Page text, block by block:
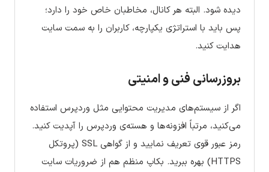
دیده شود. البته هر کانال، مخاطبان خاص خود را دارد؛
پس باید با استراتژی یکپارچه، کاربران را به سمت سایت
هدایت کنید.
بروزرسانی فنی و امنیتی
اگر از سیستم‌های مدیریت محتوایی مثل وردپرس استفاده
می‌کنید، مرتباً افزونه‌ها و هسته‌ی وردپرس را آپدیت کنید.
رمز عبور قوی تعریف نمایید و از گواهی SSL (پروتکل
HTTPS) بهره ببرید. بکاپ منظم هم از ضروریات سایت